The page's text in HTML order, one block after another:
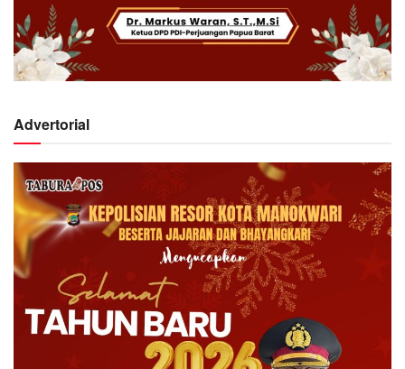
Advertorial